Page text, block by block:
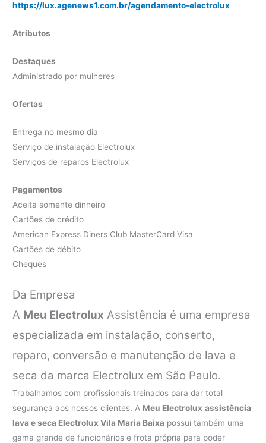
https://lux.agenews1.com.br/agendamento-electrolux
Atributos
Destaques
Administrado por mulheres
Ofertas
Entrega no mesmo dia
Serviço de instalação Electrolux
Serviços de reparos Electrolux
Pagamentos
Aceita somente dinheiro
Cartões de crédito
American Express Diners Club MasterCard Visa
Cartões de débito
Cheques
Da Empresa
A Meu Electrolux Assistência é uma empresa
especializada em instalação, conserto,
reparo, conversão e manutenção de lava e
seca da marca Electrolux em São Paulo.
Trabalhamos com profissionais treinados para dar total
segurança aos nossos clientes. A Meu Electrolux assistência
lava e seca Electrolux Vila Maria Baixa possui também uma
gama grande de funcionários e frota própria para poder